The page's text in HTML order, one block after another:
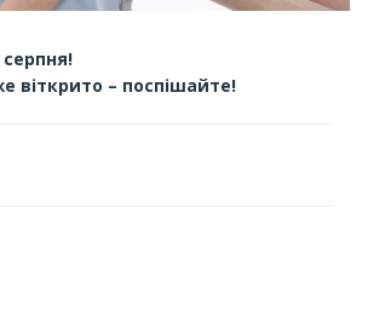
віткрито – поспішайте!